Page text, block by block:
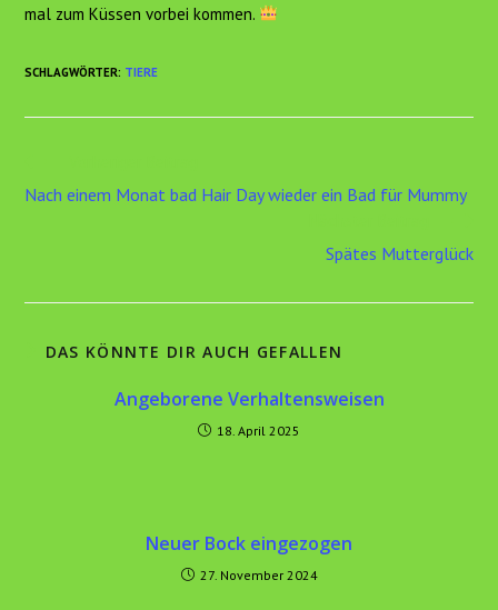
mal zum Küssen vorbei kommen.
SCHLAGWÖRTER: TIERE
ansehen
Nach einem Monat bad Hair Day wieder ein Bad für Mummy
Spätes Mutterglück
DAS KÖNNTE DIR AUCH GEFALLEN
Angeborene Verhaltensweisen
18. April 2025
Neuer Bock eingezogen
27. November 2024